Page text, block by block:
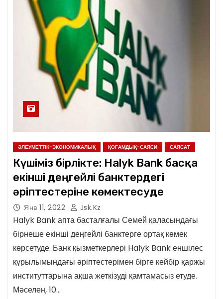
ӘЛЕУМЕТТІК-ЭКОНОМИКАЛЫҚ ҚОҒАМДЫҚ-САЯСИ САЯСАТ
Күшіміз бірлікте: Halyk Bank басқа
екінші деңгейлі банктердегі
әріптестеріне көмектесуде
Янв 11, 2022 Jsk.kz
Halyk Bank апта басталғалы Семей қаласындағы
бірнеше екінші деңгейлі банктерге ортақ көмек
көрсетуде. Банк қызметкерлері Halyk Bank еншілес
құрылымындағы әріптестерімен бірге кейбір қаржы
институттарына ақша жеткізуді қамтамасыз етуде.
Мәселен, 10…